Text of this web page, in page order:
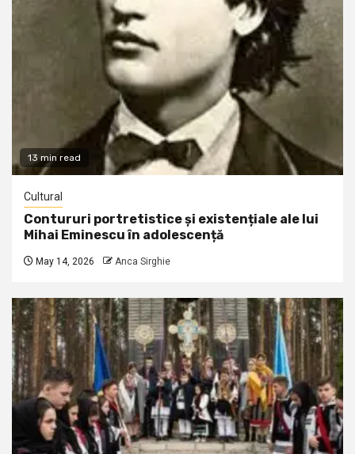
13 min read
Cultural
Contururi portretistice și existențiale ale lui
Mihai Eminescu în adolescență
May 14, 2026 Anca Sirghie